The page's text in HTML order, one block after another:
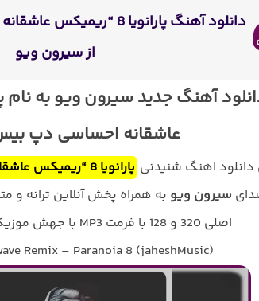
دانلود آهنگ پارانویا 8
از سیرون ویو
عاشقانه احساسی دپ
دانلود اهنگ شنیدنی پارانویا 8 “ریمیکس عاشقانه احساسی دپ بیس دار”
سیرون ویو به همراه پخش آنلاین ترانه و
اصلی 320 و 128 با فرمت MP3 با جهش موزیک ❤️ همراه باشید
Remix – Paranoia 8 (jaheshMusic)